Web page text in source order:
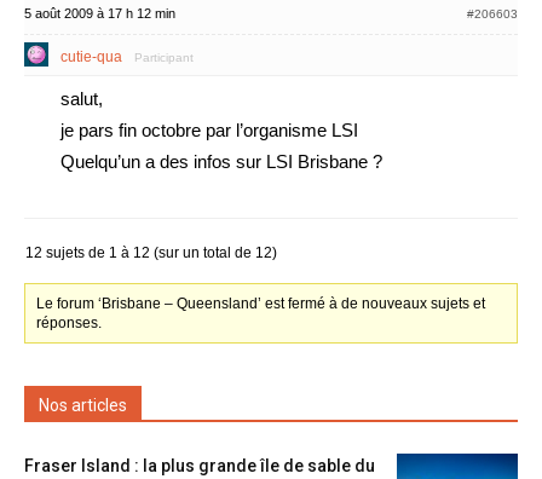
5 août 2009 à 17 h 12 min #206603
cutie-qua Participant
salut,
je pars fin octobre par l’organisme LSI
Quelqu’un a des infos sur LSI Brisbane ?
12 sujets de 1 à 12 (sur un total de 12)
Le forum ‘Brisbane – Queensland’ est fermé à de nouveaux sujets et
réponses.
Nos articles
Fraser Island : la plus grande île de sable du